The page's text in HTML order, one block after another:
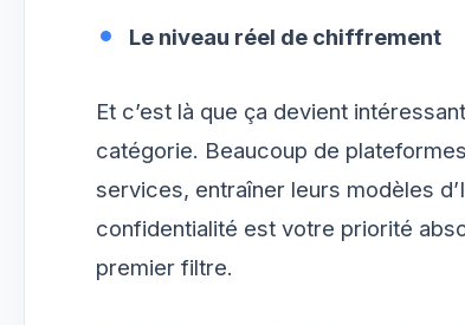
Le niveau réel de chiffrement
Et c’est là que ça devient
catégorie. Beaucoup de
services, entraîner leurs modèles
confidentialité est votre priorité
premier filtre.